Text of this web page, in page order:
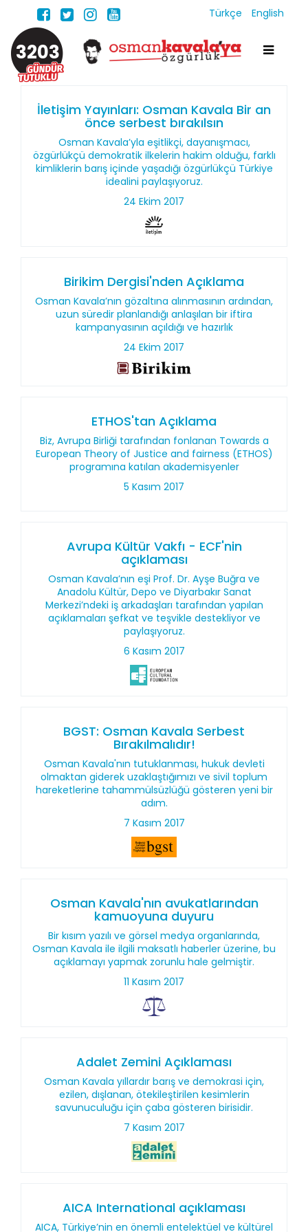
Türkçe English
3203
İletişim Yayınları: Osman Kavala Bir an
önce serbest bırakılsın
Osman Kavala’yla eşitlikçi, dayanışmacı,
özgürlükçü demokratik ilkelerin hakim olduğu, farklı
kimliklerin barış içinde yaşadığı özgürlükçü Türkiye
idealini paylaşıyoruz.
24 Ekim 2017
Birikim Dergisi'nden Açıklama
Osman Kavala’nın gözaltına alınmasının ardından,
uzun süredir planlandığı anlaşılan bir iftira
kampanyasının açıldığı ve hazırlık
24 Ekim 2017
ETHOS'tan Açıklama
Biz, Avrupa Birliği tarafından fonlanan Towards a
European Theory of Justice and fairness (ETHOS)
programına katılan akademisyenler
5 Kasım 2017
Avrupa Kültür Vakfı - ECF'nin
açıklaması
Osman Kavala’nın eşi Prof. Dr. Ayşe Buğra ve
Anadolu Kültür, Depo ve Diyarbakır Sanat
Merkezi’ndeki iş arkadaşları tarafından yapılan
açıklamaları şefkat ve teşvikle destekliyor ve
paylaşıyoruz.
6 Kasım 2017
BGST: Osman Kavala Serbest
Bırakılmalıdır!
Osman Kavala'nın tutuklanması, hukuk devleti
olmaktan giderek uzaklaştığımızı ve sivil toplum
hareketlerine tahammülsüzlüğü gösteren yeni bir
adım.
7 Kasım 2017
Osman Kavala'nın avukatlarından
kamuoyuna duyuru
Bir kısım yazılı ve görsel medya organlarında,
Osman Kavala ile ilgili maksatlı haberler üzerine, bu
açıklamayı yapmak zorunlu hale gelmiştir.
11 Kasım 2017
Adalet Zemini Açıklaması
Osman Kavala yıllardır barış ve demokrasi için,
ezilen, dışlanan, ötekileştirilen kesimlerin
savunuculuğu için çaba gösteren birisidir.
7 Kasım 2017
AICA International açıklaması
AICA, Türkiye’nin en önemli entelektüel ve kültürel